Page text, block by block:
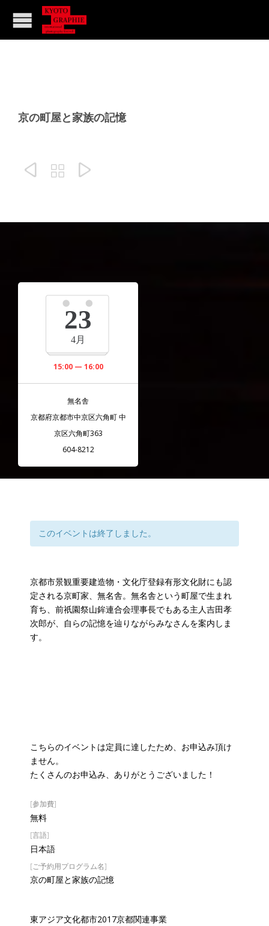
京の町屋と家族の記憶
  
23
4月
15:00 — 16:00
無名舎
京都府京都市中京区六角町 中
京区六角町363
604-8212
このイベントは終了しました。
京都市景観重要建造物・文化庁登録有形文化財にも認
定される京町家、無名舎。無名舎という町屋で生まれ
育ち、前祇園祭山鉾連合会理事長でもある主人吉田孝
次郎が、自らの記憶を辿りながらみなさんを案内しま
す。
こちらのイベントは定員に達したため、お申込み頂け
ません。
たくさんのお申込み、ありがとうございました！
[参加費]
無料
[言語]
日本語
[ご予約用プログラム名]
京の町屋と家族の記憶
東アジア文化都市2017京都関連事業